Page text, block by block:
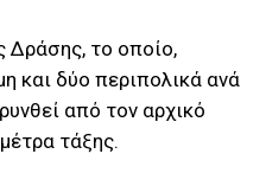
Δράσης, το οποίο,
και δύο περιπολικά ανά
από τον αρχικό
τάξης.